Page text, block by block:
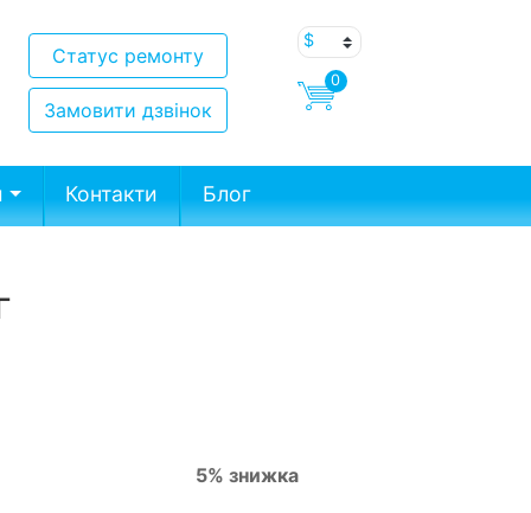
Статус ремонту
Замовити дзвінок
0
Контакти Блог
5% знижка